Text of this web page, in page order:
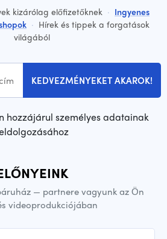
kizárólag előfizetőknek · Ingyenes
· Hírek és tippek a forgatások
világából
KEDVEZMÉNYEKET AKAROK!
hozzájárul személyes adatainak
— partnere vagyunk az Ön
videoprodukciójában